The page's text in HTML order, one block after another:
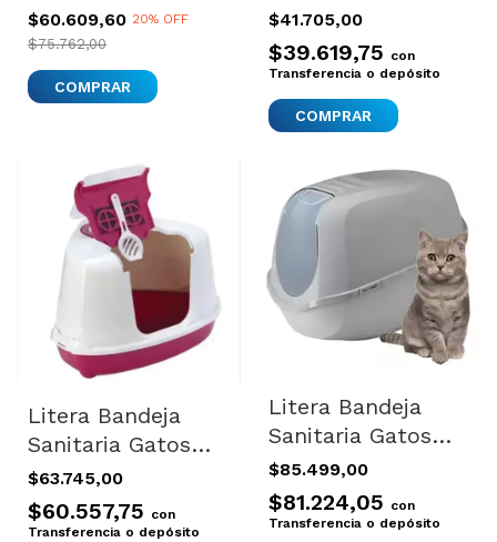
Filtro Moderna
Top Cat
$60.609,60 20% OFF
$75.762,00
COMPRAR
Filtro Moderna
Smart Cat
$41.705,00
$39.619,75 con
Transferencia o depósito
COMPRAR
Litera Bandeja
Sanitaria Gatos
Filtro Moderna
Flip Corner
$63.745,00
$60.557,75 con
Transferencia o depósito
Litera Bandeja
Sanitaria Gatos
Filtro Moderna
Mega Smart Gris
$85.499,00
$81.224,05 con
Transferencia o depósito